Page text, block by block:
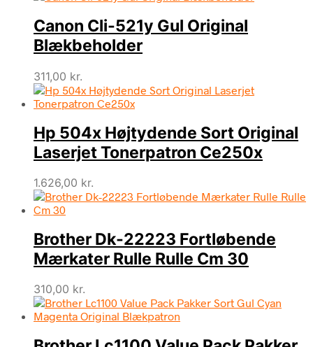
Canon Cli-521y Gul Original
Blækbeholder
311,00 kr.
Hp 504x Højtydende Sort Original
Laserjet Tonerpatron Ce250x
1.626,00 kr.
Brother Dk-22223 Fortløbende
Mærkater Rulle Rulle Cm 30
310,00 kr.